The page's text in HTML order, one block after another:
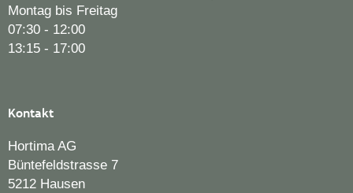
Montag bis Freitag
07:30 - 12:00
13:15 - 17:00
Kontakt
Hortima AG
Büntefeldstrasse 7
5212 Hausen